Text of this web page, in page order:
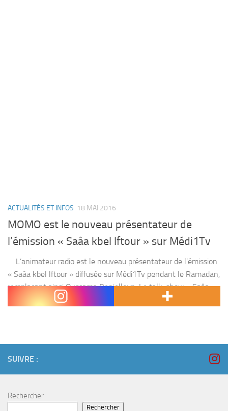
ACTUALITÉS ET INFOS 18 MAI 2016
MOMO est le nouveau présentateur de
l’émission « Saâa kbel lftour » sur Médi1Tv
L’animateur radio est le nouveau présentateur de l’émission
« Saâa kbel lftour » diffusée sur Médi1Tv pendant le Ramadan,
remplaçant ainsi Oussama Benjelloun. Le talk-show « Saâa
kbel lftour » (une heure avant la rupture du...
SUIVRE :
Rechercher
Rechercher